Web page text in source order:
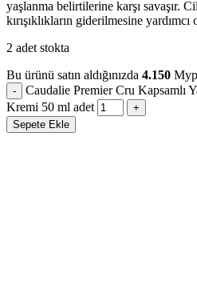
yaşlanma belirtilerine karşı savaşır.
kırışıklıkların giderilmesine
2 adet stokta
Bu ürünü satın aldığınızda 4.150
Caudalie Premier Cru Kapsamlı
Kremi 50 ml adet
Sepete Ekle